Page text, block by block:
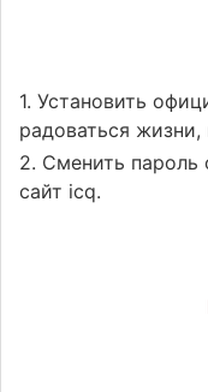
1. Установить
радоваться
2. Сменить
сайт icq.